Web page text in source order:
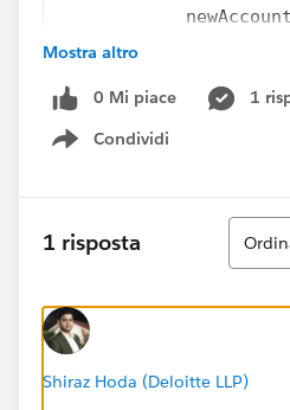
return
}
from the util class back to
appreciated.
Mostra altro
0 Mi piace
1
Condividi
Show menu
1 risposta
Ordina
Shiraz Hoda (Deloitte LLP)